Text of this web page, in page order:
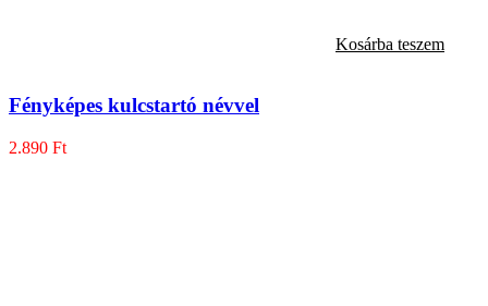
Kosárba teszem
Fényképes kulcstartó névvel
2.890 Ft